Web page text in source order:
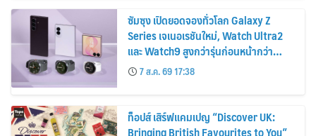
ซัมซุง เปิดยอดจองทั่วโลก Galaxy Z
Series เจเนอเรชันใหม่, Watch Ultra2
และ Watch9 สูงกว่ารุ่นก่อนหน้ากว่า
30%7 ส.ค. 69 17:38
ท็อปส์ เสิร์ฟแคมเปญ “Discover UK: